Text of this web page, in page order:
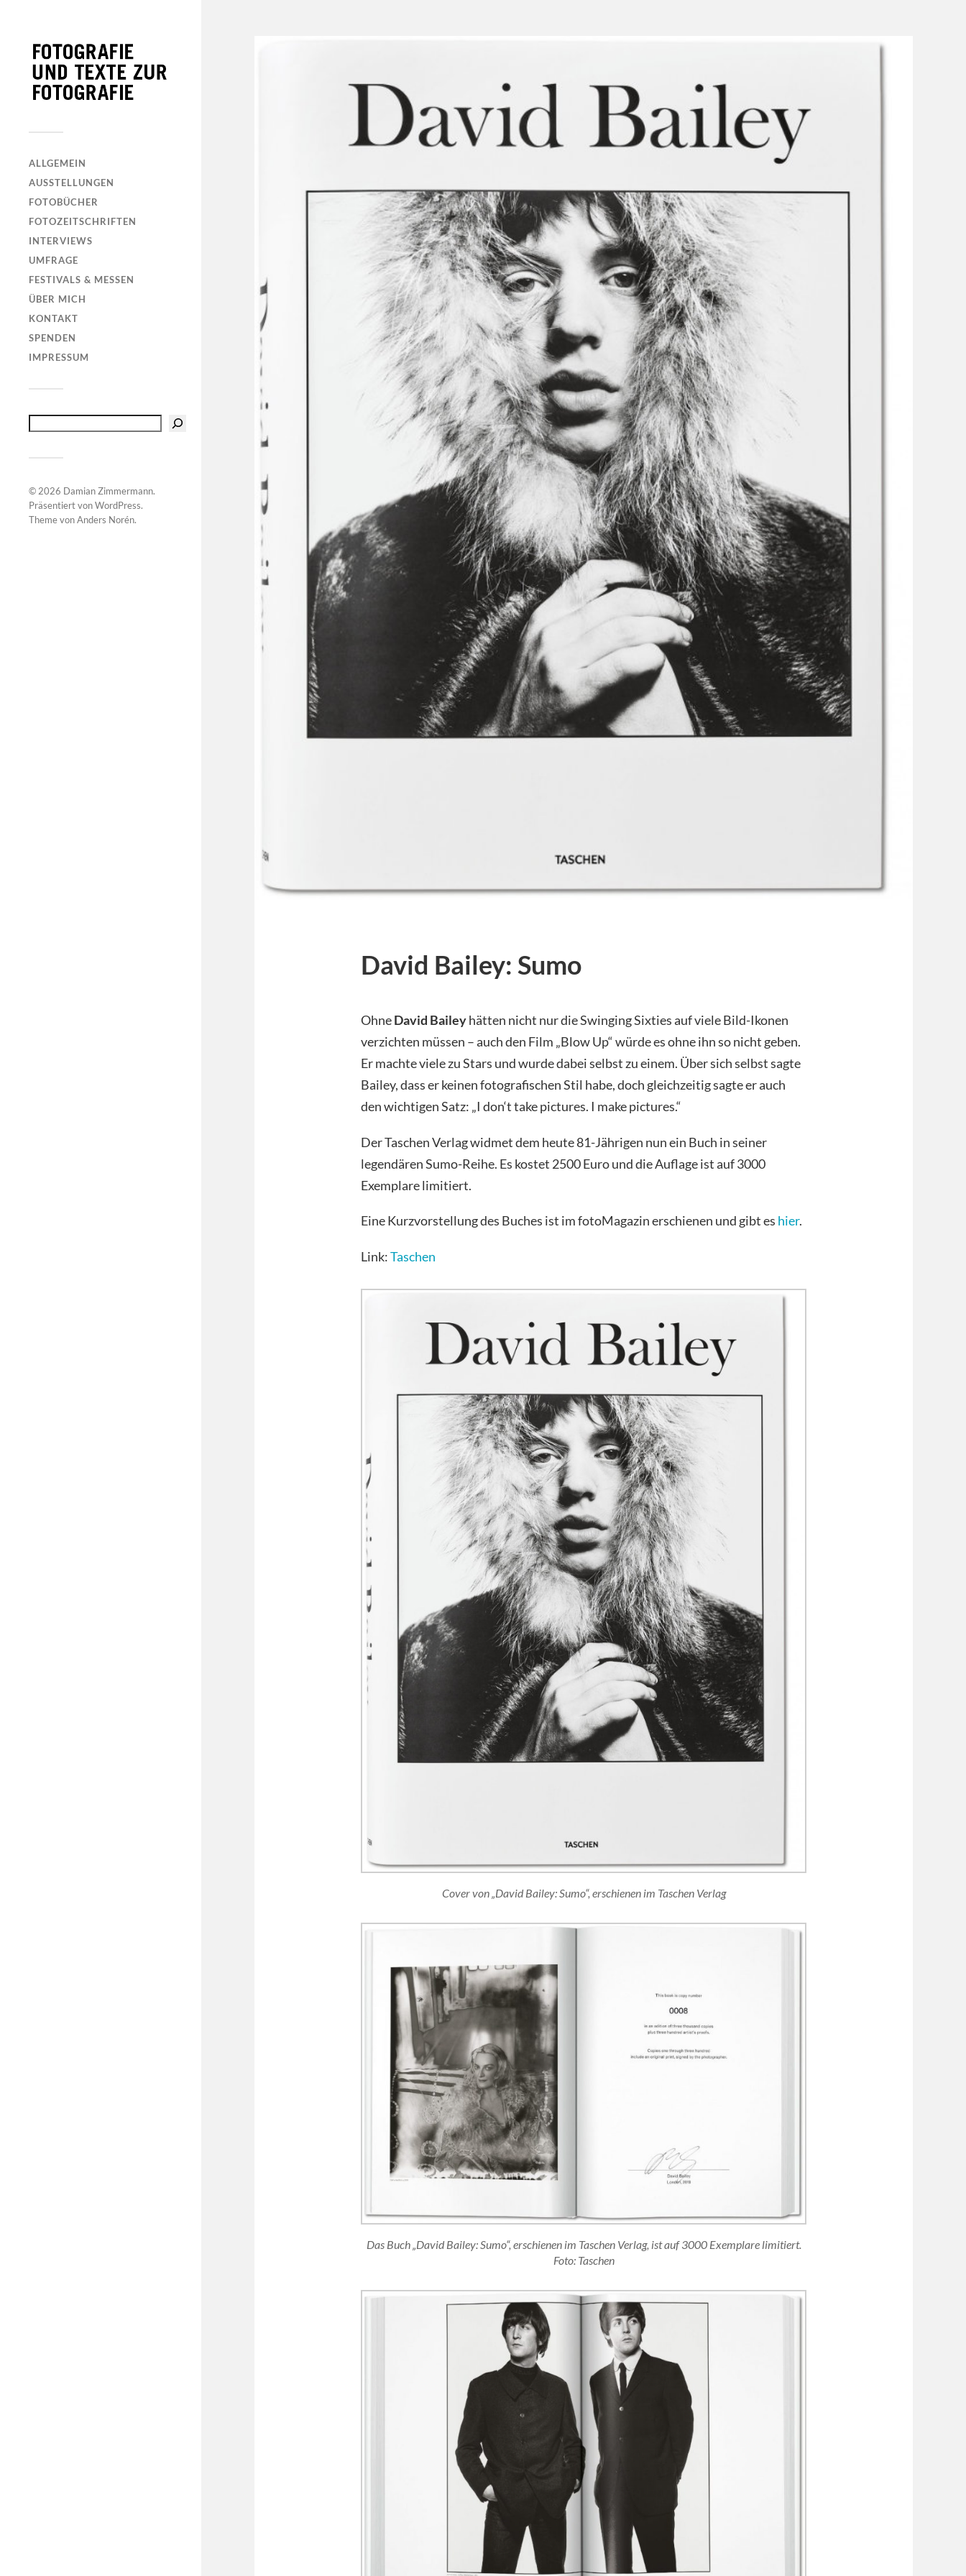
ALLGEMEIN
AUSSTELLUNGEN
FOTOBÜCHER
FOTOZEITSCHRIFTEN
INTERVIEWS
UMFRAGE
FESTIVALS & MESSEN
ÜBER MICH
KONTAKT
SPENDEN
IMPRESSUM
© 2026 Damian Zimmermann.
Präsentiert vonWordPress.
Theme vonAnders Norén.
David Bailey: Sumo
OhneDavid Baileyhätten nicht nur die Swinging Sixties auf viele Bild-Ikonen
verzichten müssen – auch den Film „Blow Up“ würde es ohne ihn so nicht geben.
Er machte viele zu Stars und wurde dabei selbst zu einem. Über sich selbst sagte
Bailey, dass er keinen fotografischen Stil habe, doch gleichzeitig sagte er auch
den wichtigen Satz: „I don‘t take pictures. I make pictures.“
Der Taschen Verlag widmet dem heute 81-Jährigen nun ein Buch in seiner
legendären Sumo-Reihe. Es kostet 2500 Euro und die Auflage ist auf 3000
Exemplare limitiert.
Eine Kurzvorstellung des Buches ist im fotoMagazin erschienen und gibt es hier.
Link:Taschen
Cover von „David Bailey: Sumo“, erschienen im Taschen Verlag
Das Buch „David Bailey: Sumo“, erschienen im Taschen Verlag, ist auf 3000 Exemplare limitiert.
Foto: Taschen